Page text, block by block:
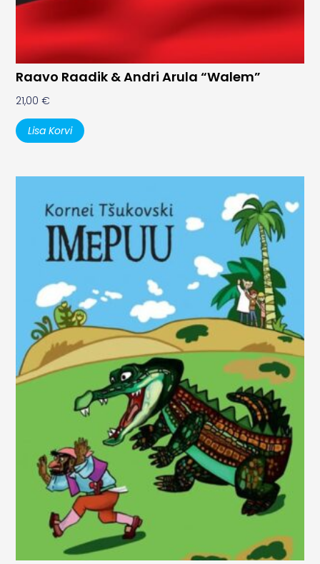
Raavo Raadik & Andri Arula “Walem”
21,00€
Lisa Korvi